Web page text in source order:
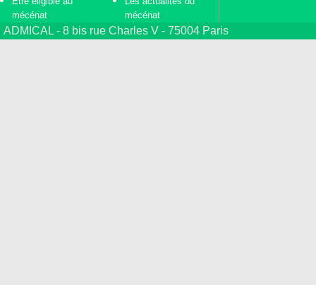
mécénat
mécénat
ADMICAL - 8 bis rue Charles V - 75004 Paris